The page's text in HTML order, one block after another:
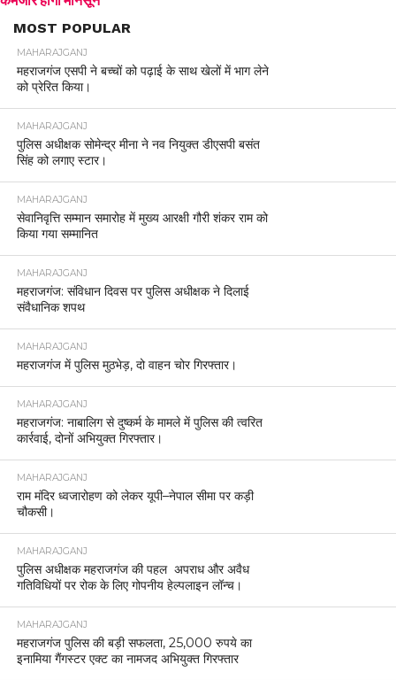
MOST POPULAR
MAHARAJGANJ
महराजगंज एसपी ने बच्चों को पढ़ाई के साथ खेलों में भाग लेने
को प्रेरित किया।
MAHARAJGANJ
पुलिस अधीक्षक सोमेन्द्र मीना ने नव नियुक्त डीएसपी बसंत
सिंह को लगाए स्टार।
MAHARAJGANJ
सेवानिवृत्ति सम्मान समारोह में मुख्य आरक्षी गौरी शंकर राम को
किया गया सम्मानित
MAHARAJGANJ
महराजगंज: संविधान दिवस पर पुलिस अधीक्षक ने दिलाई
संवैधानिक शपथ
MAHARAJGANJ
महराजगंज में पुलिस मुठभेड़, दो वाहन चोर गिरफ्तार।
MAHARAJGANJ
महराजगंज: नाबालिग से दुष्कर्म के मामले में पुलिस की त्वरित
कार्रवाई, दोनों अभियुक्त गिरफ्तार।
MAHARAJGANJ
राम मंदिर ध्वजारोहण को लेकर यूपी–नेपाल सीमा पर कड़ी
चौकसी।
MAHARAJGANJ
पुलिस अधीक्षक महराजगंज की पहल अपराध और अवैध
गतिविधियों पर रोक के लिए गोपनीय हेल्पलाइन लॉन्च।
MAHARAJGANJ
महराजगंज पुलिस की बड़ी सफलता, 25,000 रुपये का
इनामिया गैंगस्टर एक्ट का नामजद अभियुक्त गिरफ्तार